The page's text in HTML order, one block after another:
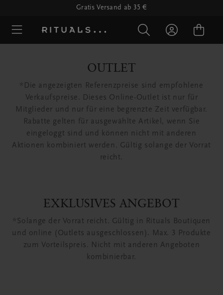
Gratis Versand ab 35 €
OUTLET
*Die angezeigten Referenzpreise sind empfohlene
Verkaufspreise. Dieses Online-Outlet ist nur für
Mitglieder und nur für eine begrenzte Zeit verfügbar.
Rabatte gelten für ausgewählte Artikel, wenn Sie
eingeloggt sind und können nicht mit anderen
Aktionen kombiniert werden. Gültig solange der Vorrat
reicht.
EXKLUSIVES ANGEBOT
*Solange der Vorrat reicht. Gültig in Rituals Boutiquen
und online (Outlets ausgeschlossen). Max. 3 Produkte
zum Vorteilspreis. Nicht mit anderen Angeboten
kombinierbar.